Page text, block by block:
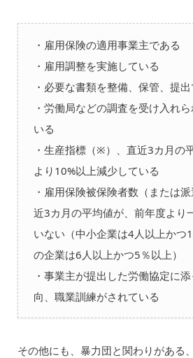
・雇用保険の適用事業主である
・雇用調整を実施している
・必要な書類を整備、保管、提
・労働局などの調査を受け入れ
いる
・生産指標（※）、直近3カ月の
より10%以上減少している
・雇用保険被保険者数（または
近3カ月の平均値が、前年度より
いない（中小企業は4人以上かつ
の企業は6人以上かつ5％以上）
・事業主が提出した労働協定に
向、職業訓練がされている
その他にも、暴力団と関わりがある